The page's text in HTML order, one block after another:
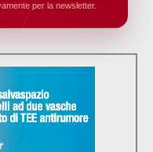
per la newsletter.